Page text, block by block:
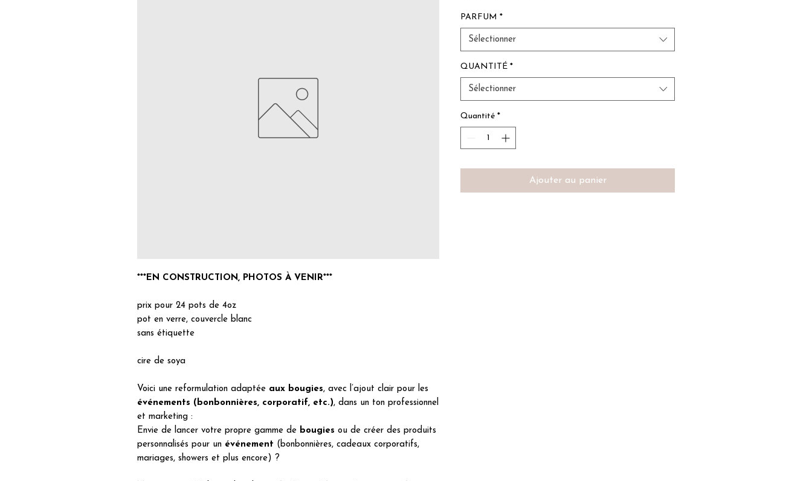
***EN CONSTRUCTION, PHOTOS À VENIR***
prix pour 24 pots de 4oz
pot en verre, couvercle blanc
sans étiquette
cire de soya
Voici une reformulation adaptée aux bougies, avec l’ajout clair pour les
événements (bonbonnières, corporatif, etc.), dans un ton professionnel
et marketing :
Envie de lancer votre propre gamme de bougies ou de créer des produits
personnalisés pour un événement (bonbonnières, cadeaux corporatifs,
mariages, showers et plus encore) ?
PARFUM *
Sélectionner
QUANTITÉ *
Sélectionner
Quantité *
Ajouter au panier